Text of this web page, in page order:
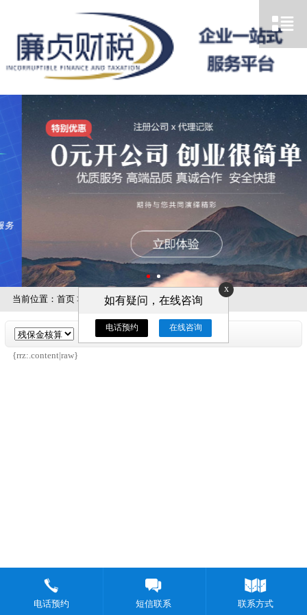
当前位置： 首页> 代理记账>税务申报>残保金核算
{rrz:.content|raw}
电话预约 短信联系 联系方式
x
如有疑问，在线咨询
电话预约 在线咨询